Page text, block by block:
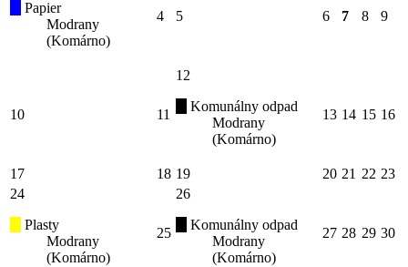
Papier
Modrany
(Komárno)
4 5 6 7 8 9
10 11
12
Komunálny odpad
Modrany
(Komárno)
13 14 15 16
17 18 19 20 21 22 23
24
Plasty
Modrany
(Komárno)
25
26
Komunálny odpad
Modrany
(Komárno)
27 28 29 30